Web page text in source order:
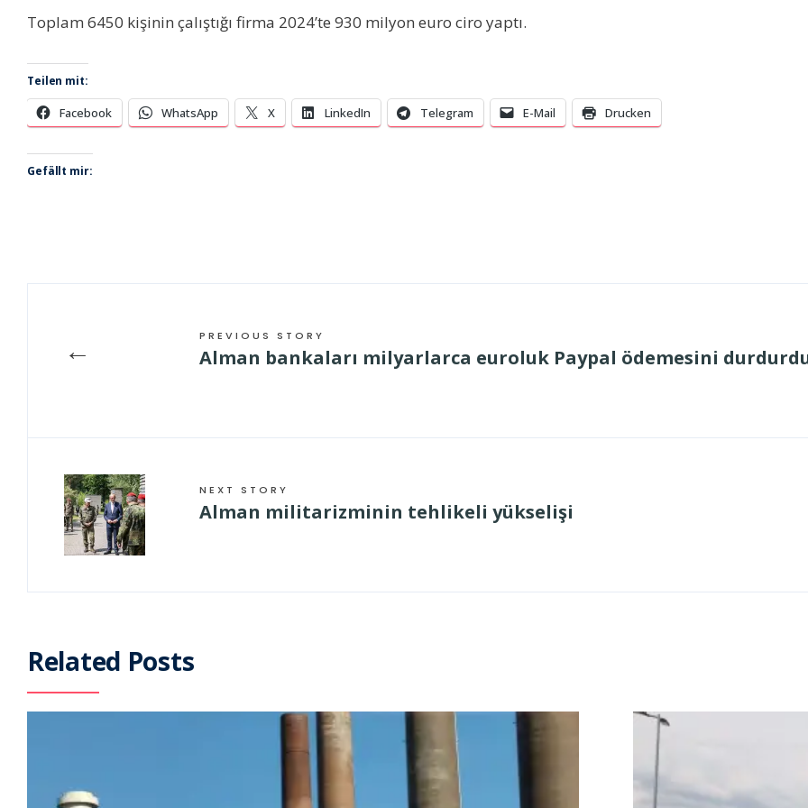
Toplam 6450 kişinin çalıştığı firma 2024’te 930 milyon euro ciro yaptı.
Teilen mit:
Facebook WhatsApp X LinkedIn Telegram E-Mail Drucken
Gefällt mir:
← PREVIOUS STORY
Alman bankaları milyarlarca euroluk Paypal ödemesini
NEXT STORY
Alman militarizminin tehlikeli yükselişi
Related Posts